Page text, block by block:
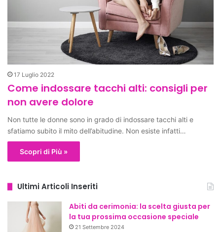
17 Luglio 2022
Come indossare tacchi alti: consigli per
non avere dolore
Non tutte le donne sono in grado di indossare tacchi alti e
sfatiamo subito il mito dell’abitudine. Non esiste infatti…
Scopri di Più »
Ultimi Articoli Inseriti
Abiti da cerimonia: la scelta giusta per
la tua prossima occasione speciale
21 Settembre 2024